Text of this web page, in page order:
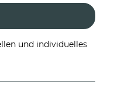
und individuelles